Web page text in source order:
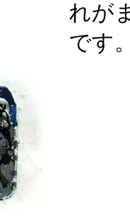
れが
です